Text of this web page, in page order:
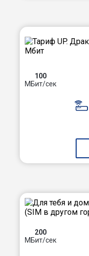
100
МБит/сек
200
МБит/сек